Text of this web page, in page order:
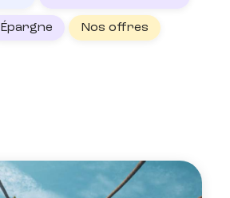
Épargne Nos offres